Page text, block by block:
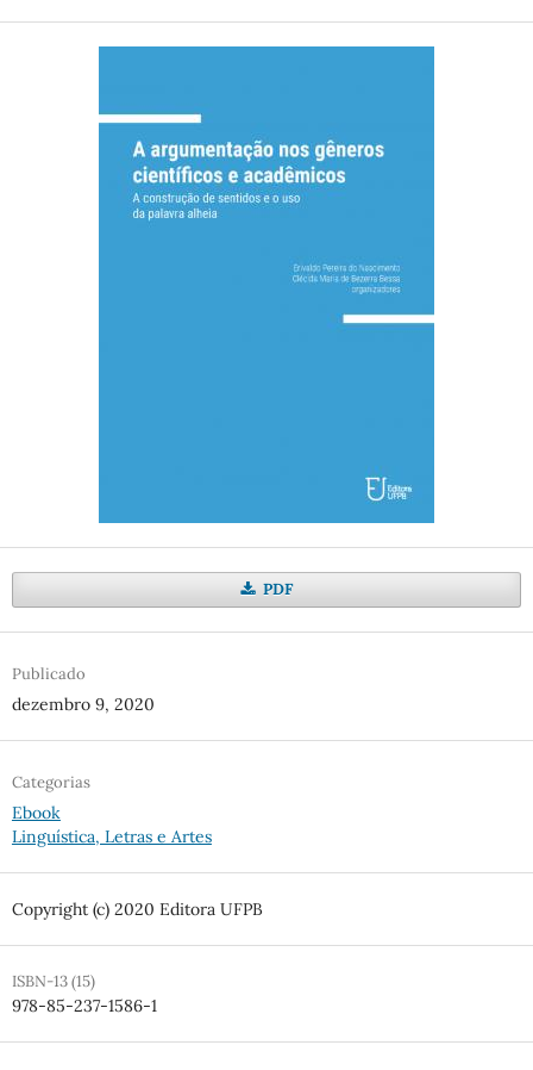
PDF
Publicado
dezembro 9, 2020
Categorias
Ebook
Linguística, Letras e Artes
Copyright (c) 2020 Editora UFPB
ISBN-13 (15)
978-85-237-1586-1